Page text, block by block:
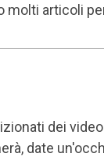
articoli
dei
date